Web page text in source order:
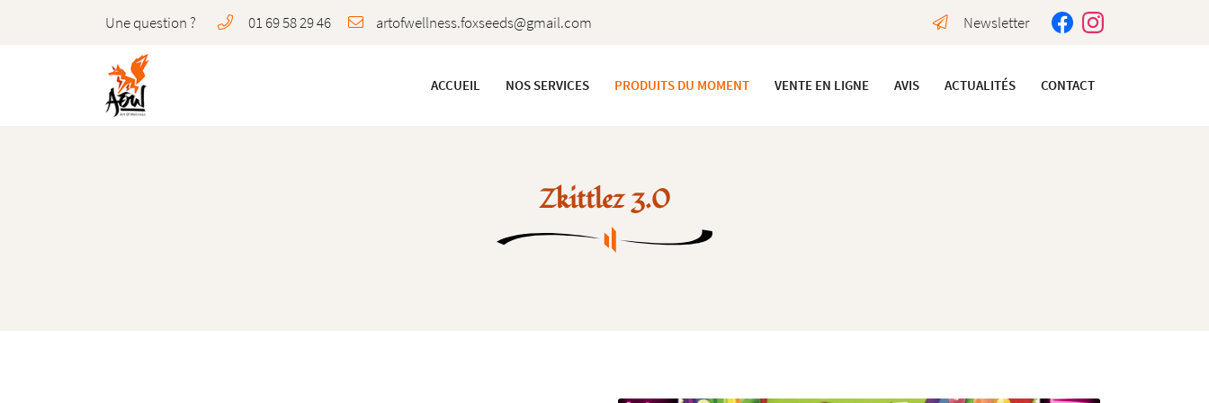
Une question ? 01 69 58 29 46 Newsletter
ACCUEIL NOS SERVICES PRODUITS DU MOMENT VENTE EN LIGNE AVIS ACTUALITÉS CONTACT
37, Bis Grande Rue
Zkittlez 3.0